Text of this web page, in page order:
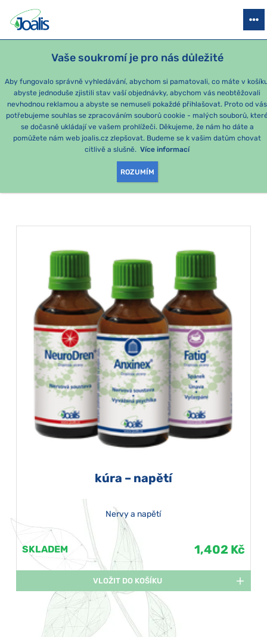
Vaše soukromí je pro nás důležité
Aby fungovalo správně vyhledávání, abychom si pamatovali, co máte v
abyste jednoduše zjistili stav vaší objednávky, abychom vás neobtěžovali
nevhodnou reklamou a abyste se nemuseli pokaždé přihlašovat. Proto od vás
potřebujeme souhlas se zpracováním souborů cookie - malých souborů,
se dočasně ukládají ve vašem prohlížeči. Děkujeme, že nám ho dáte a
pomůžete nám web joalis.cz zlepšovat. Budeme se k vašim datům chovat
citlivě a slušně. Více informací
ROZUMÍM
PRODUKTY PODLE OBTÍŽÍ SEZÓNNÍ BALÍČKY PRO DĚTI
Nervy a napětí
PRODUKTY PODLE
KATEGORIE:
NERVY A NAPĚTÍ
kúra – napětí
Nervy a napětí
SKLADEM 1,402 Kč
VLOŽIT DO KOŠÍKU